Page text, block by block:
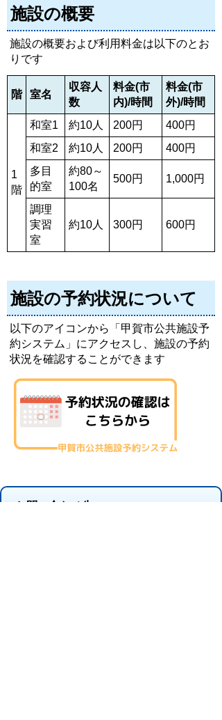
施設の概要
施設の概要および利用料金は以下のとお
りです
階 室名
収容人
数
料金(市
内)/時間
料金(市
外)/時間
1
階
和室1 約10人 200円
400円
和室2
約10人 200円
400円
多目
的室
約80～
100名
500円 1,000円
調理
実習
室
約10人 300円 600円
施設の予約状況について
以下のアイコンから「甲賀市公共施設予
約システム」にアクセスし、施設の予約
状況を確認することができます
お問い合わせ先